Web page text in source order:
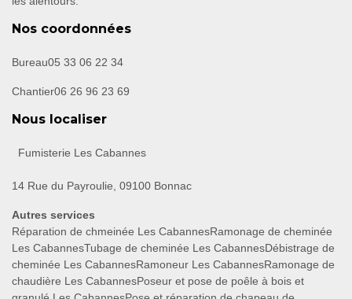
Nos coordonnées
Bureau05 33 06 22 34
Chantier06 26 96 23 69
Nous localiser
Fumisterie Les Cabannes
14 Rue du Payroulie, 09100 Bonnac
Autres services
Réparation de chmeinée Les CabannesRamonage de cheminée
Les CabannesTubage de cheminée Les CabannesDébistrage de
cheminée Les CabannesRamoneur Les CabannesRamonage de
chaudière Les CabannesPoseur et pose de poêle à bois et